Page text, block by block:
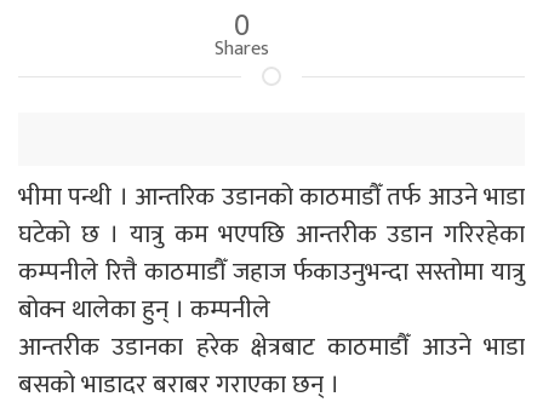
0
Shares
भीमा पन्थी । आन्तरिक उडानको काठमाडौँ तर्फ आउने भाडा
घटेको छ । यात्रु कम भएपछि आन्तरीक उडान गरिरहेका
कम्पनीले रित्तै काठमाडौँ जहाज र्फकाउनुभन्दा सस्तोमा यात्रु
बोक्न थालेका हुन् । कम्पनीले
आन्तरीक उडानका हरेक क्षेत्रबाट काठमाडौँ आउने भाडा
बसको भाडादर बराबर गराएका छन् ।